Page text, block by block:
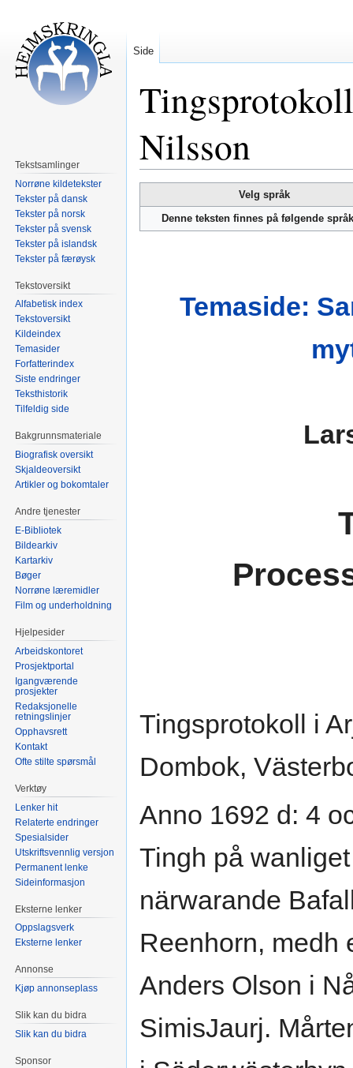
Nilsson
til
navigering
til
Velg språk
Denne teksten finnes på følgende
Temaside:
Tingsprotokoll i
Dombok,
Anno 1692 d: 4
Tingh på
närwarande
Reenhorn, medh
Anders Olson i
SimisJaurj.
Side
Tekstsamlinger
Norrøne kildetekster
Tekster på dansk
Tekster på norsk
Tekster på svensk
Tekster på islandsk
Tekster på færøysk
Tekstoversikt
Alfabetisk index
Tekstoversikt
Kildeindex
Temasider
Forfatterindex
Siste endringer
Teksthistorik
Tilfeldig side
Bakgrunnsmateriale
Biografisk oversikt
Skjaldeoversikt
Artikler og bokomtaler
Andre tjenester
E-Bibliotek
Bildearkiv
Kartarkiv
Bøger
Norrøne læremidler
Film og underholdning
Hjelpesider
Arbeidskontoret
Prosjektportal
Igangværende
prosjekter
Redaksjonelle
retningslinjer
Opphavsrett
Kontakt
Ofte stilte spørsmål
Verktøy
Lenker hit
Relaterte endringer
Spesialsider
Utskriftsvennlig versjon
Permanent lenke
Sideinformasjon
Eksterne lenker
Oppslagsverk
Eksterne lenker
Annonse
Kjøp annonseplass
Slik kan du bidra
Slik kan du bidra
Sponsor